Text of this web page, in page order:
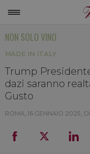
LA
NON SOLO VINO
MADE IN ITALY
Trump
dazi saranno
Gusto
ROMA, 16 GENNAIO 2025,